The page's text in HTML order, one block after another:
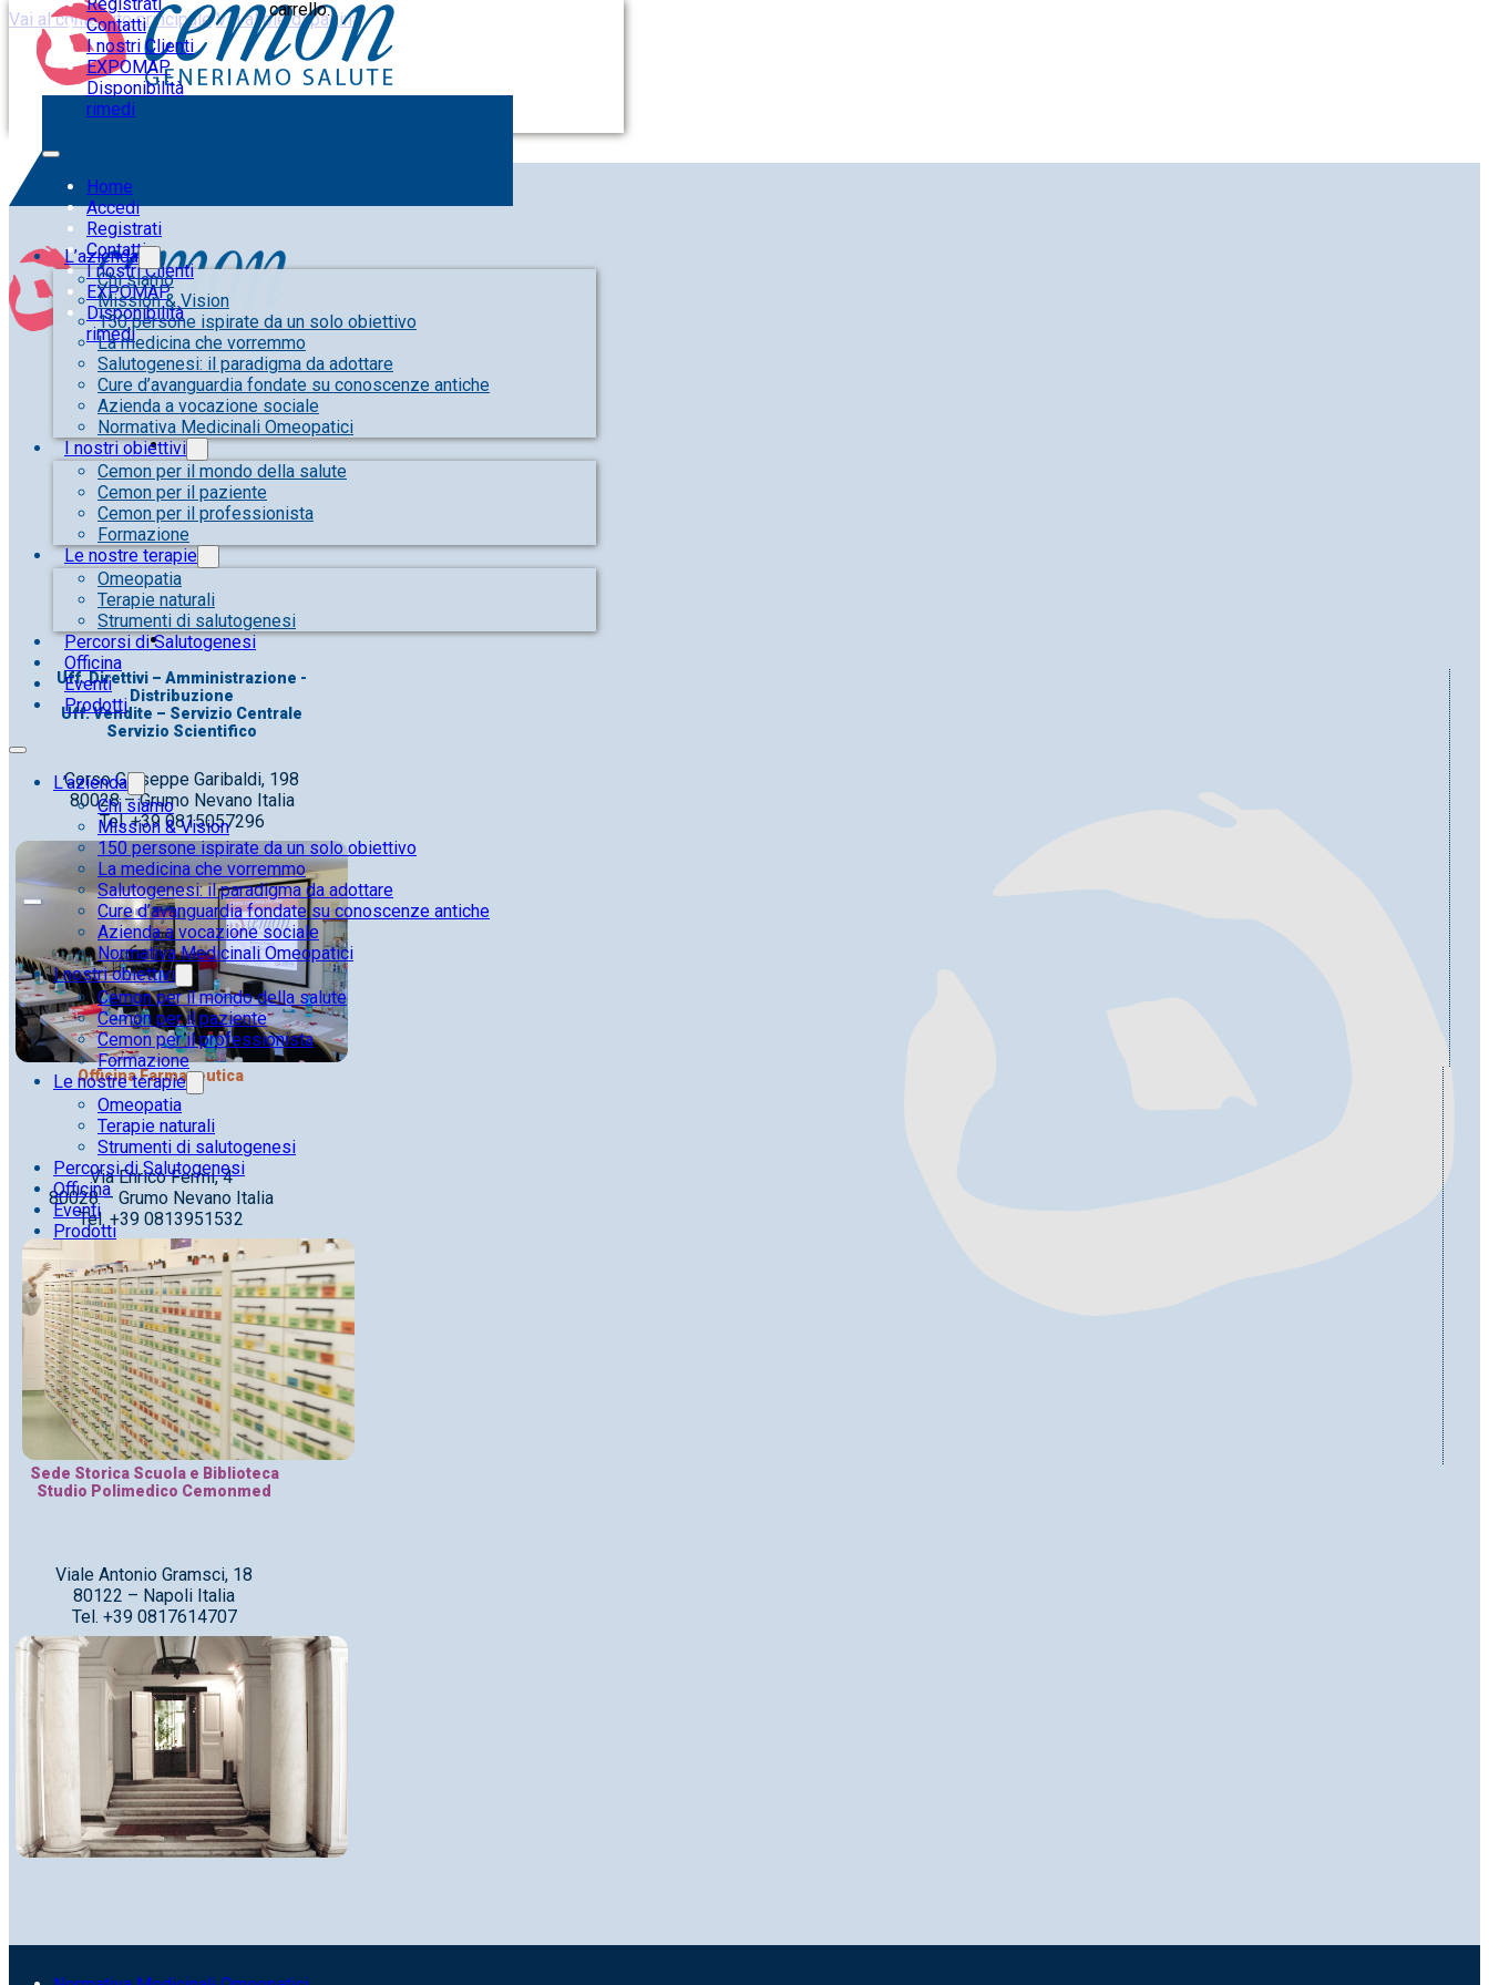
Vai al contenuto principale Vai al piè di pagina
Contatti
I nostri Clienti
EXPOMAP
Disponibilità
rimedi
Home
Accedi
Registrati
Contatti
I nostri Clienti
EXPOMAP
Disponibilità
rimedi
carrello.
L’azienda
Chi siamo
Mission & Vision
150 persone ispirate da un solo obiettivo
La medicina che vorremmo
Salutogenesi: il paradigma da adottare
Cure d’avanguardia fondate su conoscenze antiche
Azienda a vocazione sociale
Normativa Medicinali Omeopatici
I nostri obiettivi
Cemon per il mondo della salute
Cemon per il paziente
Cemon per il professionista
Formazione
Le nostre terapie
Omeopatia
Terapie naturali
Strumenti di salutogenesi
Percorsi di Salutogenesi
Officina
Eventi
Prodotti
L’azienda
Chi siamo
Mission & Vision
150 persone ispirate da un solo obiettivo
La medicina che vorremmo
Salutogenesi: il paradigma da adottare
Cure d’avanguardia fondate su conoscenze antiche
Azienda a vocazione sociale
Normativa Medicinali Omeopatici
I nostri obiettivi
Cemon per il mondo della salute
Cemon per il paziente
Cemon per il professionista
Formazione
Le nostre terapie
Omeopatia
Terapie naturali
Strumenti di salutogenesi
Percorsi di Salutogenesi
Officina
Eventi
Prodotti
Uff. Direttivi – Amministrazione -
Distribuzione
Uff. Vendite – Servizio Centrale
Servizio Scientifico
Corso Giuseppe Garibaldi, 198
80028 – Grumo Nevano Italia
Tel. +39 0815057296
Officina Farmaceutica
Via Enrico Fermi, 4
80028 – Grumo Nevano Italia
Tel. +39 0813951532
Sede Storica Scuola e Biblioteca
Studio Polimedico Cemonmed
Viale Antonio Gramsci, 18
80122 – Napoli Italia
Tel. +39 0817614707